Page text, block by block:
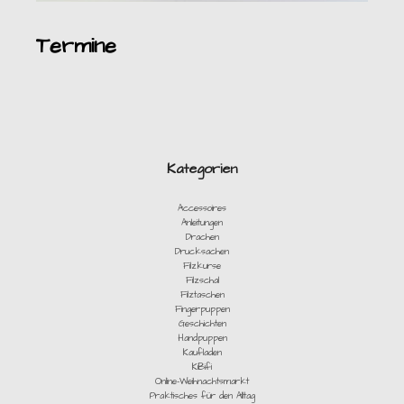
Termine
Kategorien
Accessoires
Anleitungen
Drachen
Drucksachen
Filzkurse
Filzschal
Filztaschen
Fingerpuppen
Geschichten
Handpuppen
Kaufladen
KiBifi
Online-Weihnachtsmarkt
Praktisches für den Alltag